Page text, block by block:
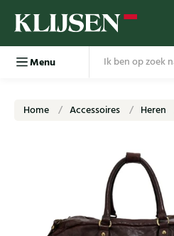
Menu
Home Accessoires Heren